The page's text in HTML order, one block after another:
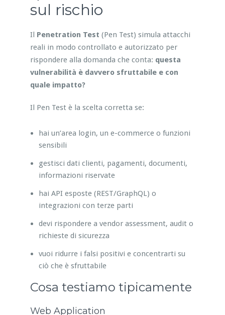
sul rischio
Il Penetration Test (Pen Test) simula attacchi
reali in modo controllato e autorizzato per
rispondere alla domanda che conta: questa
vulnerabilità è davvero sfruttabile e con
quale impatto?
Il Pen Test è la scelta corretta se:
hai un’area login, un e-commerce o funzioni
sensibili
gestisci dati clienti, pagamenti, documenti,
informazioni riservate
hai API esposte (REST/GraphQL) o
integrazioni con terze parti
devi rispondere a vendor assessment, audit o
richieste di sicurezza
vuoi ridurre i falsi positivi e concentrarti su
ciò che è sfruttabile
Cosa testiamo tipicamente
Web Application